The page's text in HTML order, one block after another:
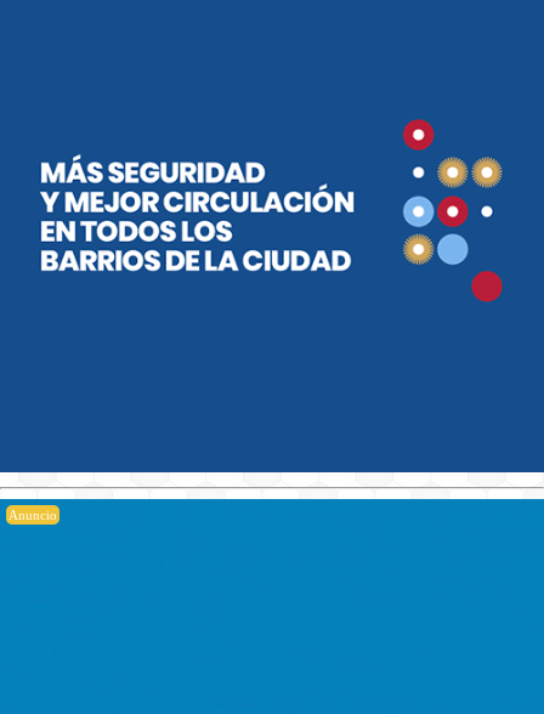
Anuncio